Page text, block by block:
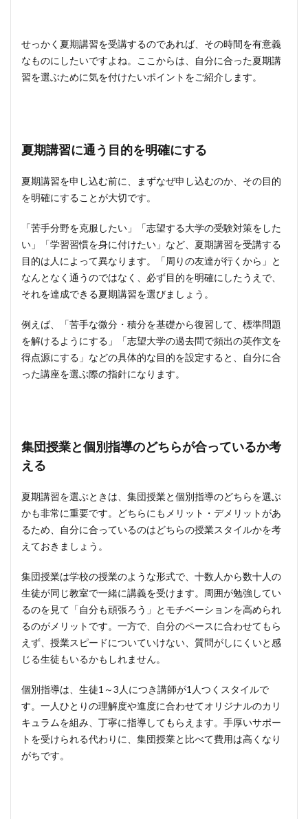
せっかく夏期講習を受講するのであれば、その時間を有意義
なものにしたいですよね。ここからは、自分に合った夏期講
習を選ぶために気を付けたいポイントをご紹介します。
夏期講習に通う目的を明確にする
夏期講習を申し込む前に、まずなぜ申し込むのか、その目的
を明確にすることが大切です。
「苦手分野を克服したい」「志望する大学の受験対策をした
い」「学習習慣を身に付けたい」など、夏期講習を受講する
目的は人によって異なります。「周りの友達が行くから」と
なんとなく通うのではなく、必ず目的を明確にしたうえで、
それを達成できる夏期講習を選びましょう。
例えば、「苦手な微分・積分を基礎から復習して、標準問題
を解けるようにする」「志望大学の過去問で頻出の英作文を
得点源にする」などの具体的な目的を設定すると、自分に合
った講座を選ぶ際の指針になります。
集団授業と個別指導のどちらが合っているか考
える
夏期講習を選ぶときは、集団授業と個別指導のどちらを選ぶ
かも非常に重要です。どちらにもメリット・デメリットがあ
るため、自分に合っているのはどちらの授業スタイルかを考
えておきましょう。
集団授業は学校の授業のような形式で、十数人から数十人の
生徒が同じ教室で一緒に講義を受けます。周囲が勉強してい
るのを見て「自分も頑張ろう」とモチベーションを高められ
るのがメリットです。一方で、自分のペースに合わせてもら
えず、授業スピードについていけない、質問がしにくいと感
じる生徒もいるかもしれません。
個別指導は、生徒1～3人につき講師が1人つくスタイルで
す。一人ひとりの理解度や進度に合わせてオリジナルのカリ
キュラムを組み、丁寧に指導してもらえます。手厚いサポー
トを受けられる代わりに、集団授業と比べて費用は高くなり
がちです。